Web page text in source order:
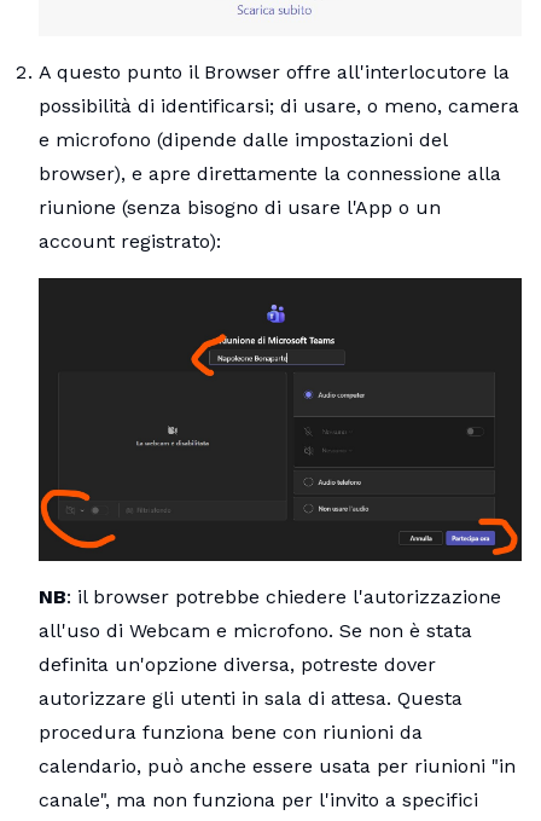
A questo punto il Browser offre all'interlocutore la
possibilità di identificarsi; di usare, o meno, camera
e microfono (dipende dalle impostazioni del
browser), e apre direttamente la connessione alla
riunione (senza bisogno di usare l'App o un
account registrato):
NB: il browser potrebbe chiedere l'autorizzazione
all'uso di Webcam e microfono. Se non è stata
definita un'opzione diversa, potreste dover
autorizzare gli utenti in sala di attesa. Questa
procedura funziona bene con riunioni da
calendario, può anche essere usata per riunioni "in
canale", ma non funziona per l'invito a specifici